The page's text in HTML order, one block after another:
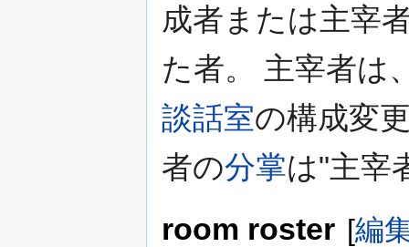
成者または主宰
た者。 主宰者は
談話室の構成変
者の分掌は"主宰
room roster [編